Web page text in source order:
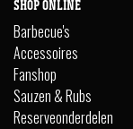
SHOP ONLINE
Barbecue's
Accessoires
Fanshop
Sauzen & Rubs
Reserveonderdelen